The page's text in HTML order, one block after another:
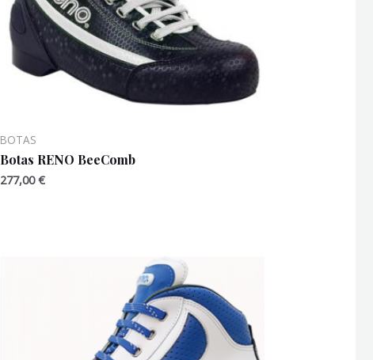
BOTAS
Botas RENO BeeComb
277,00€